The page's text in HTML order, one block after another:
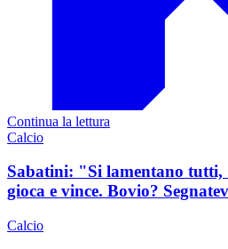
Continua la lettura
Calcio
Sabatini: "Si lamentano tutti,
gioca e vince. Bovio?
Calcio